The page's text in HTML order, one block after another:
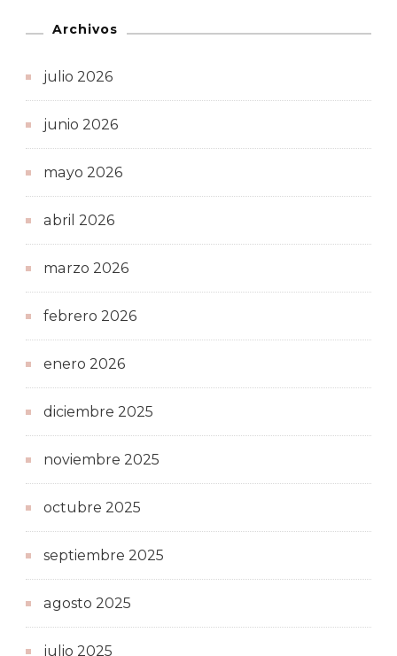
Archivos
julio 2026
junio 2026
mayo 2026
abril 2026
marzo 2026
febrero 2026
enero 2026
diciembre 2025
noviembre 2025
octubre 2025
septiembre 2025
agosto 2025
julio 2025